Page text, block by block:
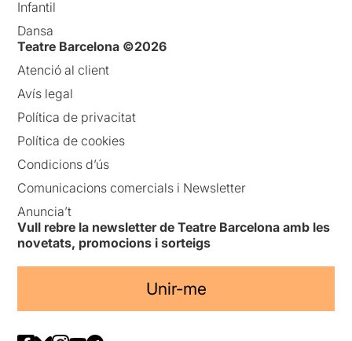
Infantil
Dansa
Teatre Barcelona ©2026
Atenció al client
Avís legal
Política de privacitat
Política de cookies
Condicions d’ús
Comunicacions comercials i Newsletter
Anuncia’t
Vull rebre la newsletter de Teatre Barcelona amb les
novetats, promocions i sorteigs
Unir-me